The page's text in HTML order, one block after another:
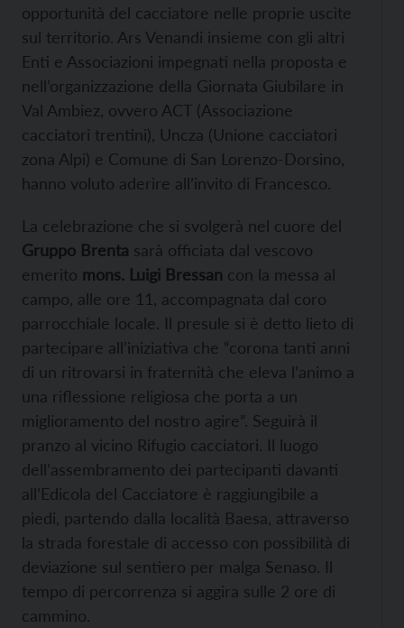
opportunità del cacciatore nelle proprie uscite
sul territorio. Ars Venandi insieme con gli altri
Enti e Associazioni impegnati nella proposta e
nell’organizzazione della Giornata Giubilare in
Val Ambiez, ovvero ACT (Associazione
cacciatori trentini), Uncza (Unione cacciatori
zona Alpi) e Comune di San Lorenzo-Dorsino,
hanno voluto aderire all’invito di Francesco.
La celebrazione che si svolgerà nel cuore del
Gruppo Brenta sarà officiata dal vescovo
emerito mons. Luigi Bressan con la messa al
campo, alle ore 11, accompagnata dal coro
parrocchiale locale. Il presule si è detto lieto di
partecipare all’iniziativa che “corona tanti anni
di un ritrovarsi in fraternità che eleva l’animo a
una riflessione religiosa che porta a un
miglioramento del nostro agire”. Seguirà il
pranzo al vicino Rifugio cacciatori. Il luogo
dell’assembramento dei partecipanti davanti
all’Edicola del Cacciatore è raggiungibile a
piedi, partendo dalla località Baesa, attraverso
la strada forestale di accesso con possibilità di
deviazione sul sentiero per malga Senaso. Il
tempo di percorrenza si aggira sulle 2 ore di
cammino.